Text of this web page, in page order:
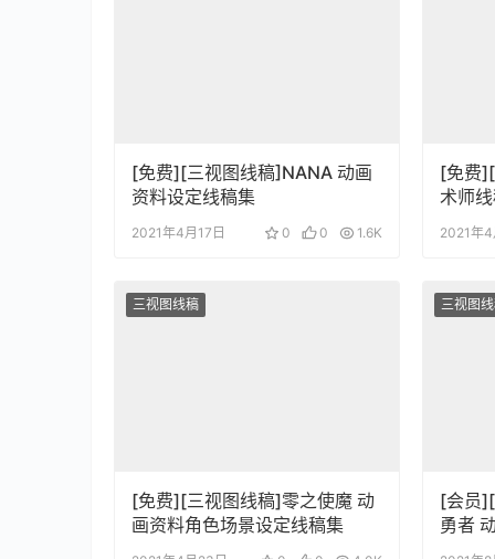
[免费][三视图线稿]NANA 动画
资料设定线稿集
2021年4月17日 0 0 1.6K
[免费
术师
2021年4
三视图线稿
[免费][三视图线稿]零之使魔 动
画资料角色场景设定线稿集
三视图
[会员
勇者